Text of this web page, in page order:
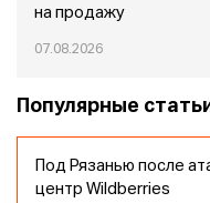
на продажу
07.08.2026
Популярные
Под Рязанью после
центр Wildberries